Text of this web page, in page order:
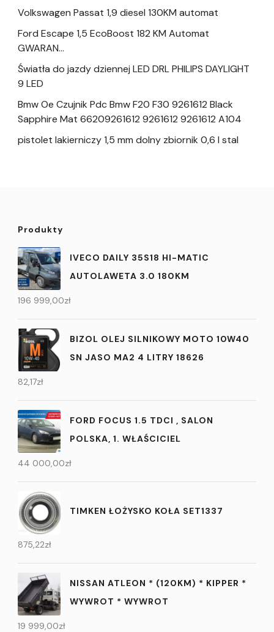
Volkswagen Passat 1,9 diesel 130KM automat
Ford Escape 1,5 EcoBoost 182 KM Automat
GWARAN…
Światła do jazdy dziennej LED DRL PHILIPS DAYLIGHT
9 LED
Bmw Oe Czujnik Pdc Bmw F20 F30 9261612 Black
Sapphire Mat 66209261612 9261612 9261612 A104
pistolet lakierniczy 1,5 mm dolny zbiornik 0,6 l stal
Produkty
IVECO DAILY 35S18 HI-MATIC
AUTOLAWETA 3.0 180KM
196 999,00zł
BIZOL OLEJ SILNIKOWY MOTO 10W40
SN JASO MA2 4 LITRY 18626
82,17zł
FORD FOCUS 1.5 TDCI , SALON
POLSKA, 1. WŁAŚCICIEL
44 000,00zł
TIMKEN ŁOŻYSKO KOŁA SET1337
875,22zł
NISSAN ATLEON * (120KM) * KIPPER *
WYWROT * WYWROT
19 999,00zł